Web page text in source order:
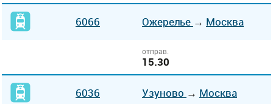
6066 Ожерелье → Москва
отправ.
15.30
6036 Узуново → Москва